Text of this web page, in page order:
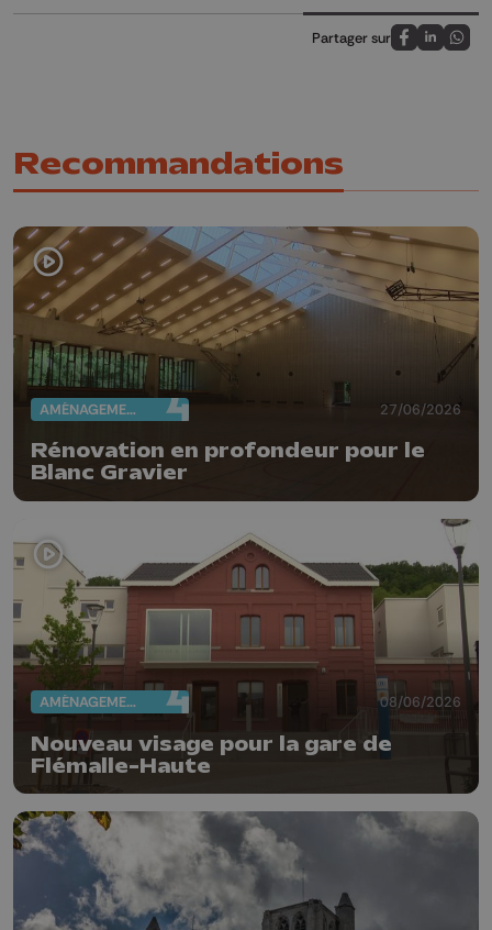
Partager sur
Partagez sur
Partagez
Recommandations
AMÉNAGEMENT DU TERRITOIRE 27/06/2026
Rénovation en profondeur pour le
Blanc Gravier
AMÉNAGEMENT DU TERRITOIRE 08/06/2026
Nouveau visage pour la gare de
Flémalle-Haute